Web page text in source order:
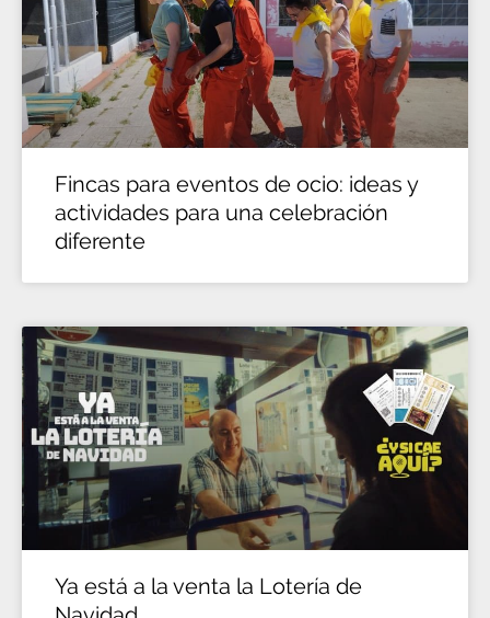
Fincas para eventos de ocio: ideas y
actividades para una celebración
diferente
Ya está a la venta la Lotería de